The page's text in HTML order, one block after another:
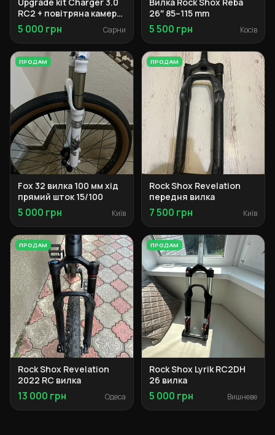
RC2 + повітряна камера
140 мм
5 000 грн Сарни
26″ 85–115 mm
5 500 грн Косів
ПРОДАМ
Fox 32 вилка 100 мм хід
прямий шток 15/100
5 000 грн Київ
ПРОДАМ
Rock Shox Revelation
передня вилка
7 500 грн Київ
ПРОДАМ
Rock Shox Revelation
2022 RC вилка
13 000 грн Одеса
ПРОДАМ
Rock Shox Lyrik RC2DH
26 вилка
5 000 грн Вишневе